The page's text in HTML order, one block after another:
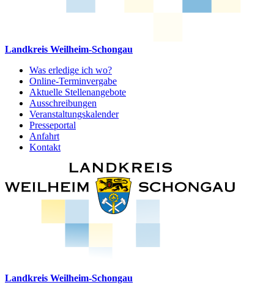
Landkreis Weilheim-Schongau
Was erledige ich wo?
Online-Terminvergabe
Aktuelle Stellenangebote
Ausschreibungen
Veranstaltungskalender
Presseportal
Anfahrt
Kontakt
Landkreis Weilheim-Schongau